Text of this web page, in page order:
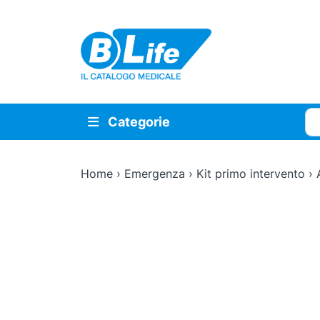
Vai al contenuto principale
Categorie
Home› Emergenza › Kit primo intervento ›